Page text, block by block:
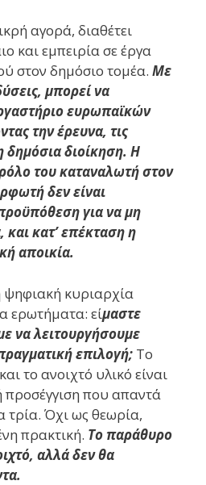
αγορά, διαθέτει
και εμπειρία σε έργα
στον δημόσιο τομέα. Με
μπορεί να
ευρωπαϊκών
την έρευνα, τις
δημόσια διοίκηση. Η
του καταναλωτή στον
δεν είναι
για να μη
κατ’ επέκταση η
αποικία.
κυριαρχία
ερωτήματα: είμαστε
να λειτουργήσουμε
επιλογή; Το
το ανοιχτό υλικό είναι
προσέγγιση που απαντά
τρία. Όχι ως θεωρία,
πρακτική. Το παράθυρο
αλλά δεν θα